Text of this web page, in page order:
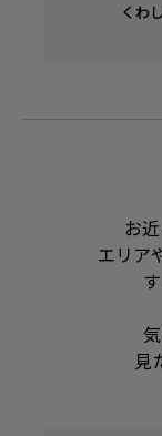
くわ
お
エリア
見